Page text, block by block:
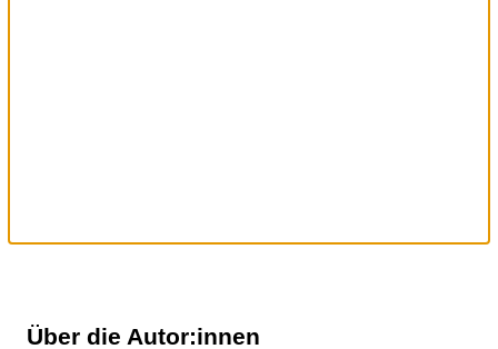
Über die Autor:innen